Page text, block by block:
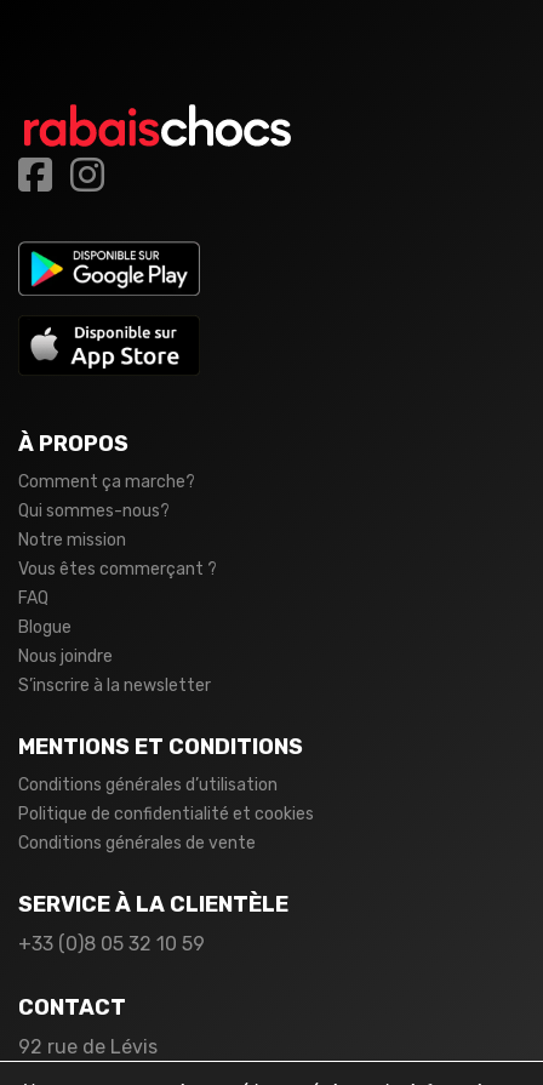
À PROPOS
Comment ça marche?
Qui sommes-nous?
Notre mission
Vous êtes commerçant ?
FAQ
Blogue
Nous joindre
S’inscrire à la newsletter
MENTIONS ET CONDITIONS
Conditions générales d’utilisation
Politique de confidentialité et cookies
Conditions générales de vente
SERVICE À LA CLIENTÈLE
+33 (0)8 05 32 10 59
CONTACT
92 rue de Lévis